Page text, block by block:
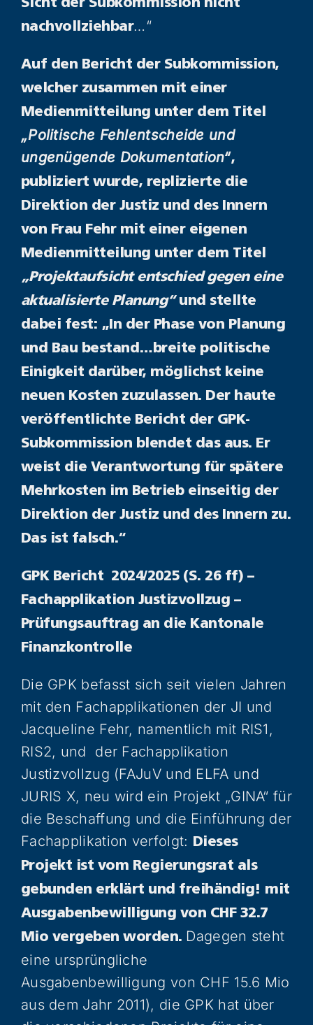
Sicht der Subkommission nicht
nachvollziehbar…“
Auf den Bericht der Subkommission,
welcher zusammen mit einer
Medienmitteilung unter dem Titel
„Politische Fehlentscheide und
ungenügende Dokumentation“,
publiziert wurde, replizierte die
Direktion der Justiz und des Innern
von Frau Fehr mit einer eigenen
Medienmitteilung unter dem Titel
„Projektaufsicht entschied gegen eine
aktualisierte Planung“ und stellte
dabei fest: „In der Phase von Planung
und Bau bestand…breite politische
Einigkeit darüber, möglichst keine
neuen Kosten zuzulassen. Der haute
veröffentlichte Bericht der GPK-
Subkommission blendet das aus. Er
weist die Verantwortung für spätere
Mehrkosten im Betrieb einseitig der
Direktion der Justiz und des Innern zu.
Das ist falsch.“
GPK Bericht 2024/2025 (S. 26 ff) –
Fachapplikation Justizvollzug –
Prüfungsauftrag an die Kantonale
Finanzkontrolle
Die GPK befasst sich seit vielen Jahren
mit den Fachapplikationen der JI und
Jacqueline Fehr, namentlich mit RIS1,
RIS2, und der Fachapplikation
Justizvollzug (FAJuV und ELFA und
JURIS X, neu wird ein Projekt „GINA“ für
die Beschaffung und die Einführung der
Fachapplikation verfolgt: Dieses
Projekt ist vom Regierungsrat als
gebunden erklärt und freihändig! mit
Ausgabenbewilligung von CHF 32.7
Mio vergeben worden. Dagegen steht
eine ursprüngliche
Ausgabenbewilligung von CHF 15.6 Mio
aus dem Jahr 2011), die GPK hat über